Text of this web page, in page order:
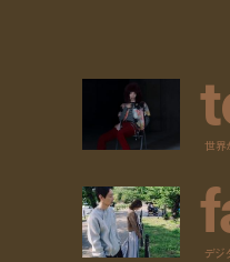
t
世界
f
デジ